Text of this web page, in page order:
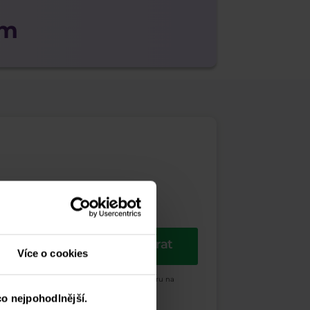
Více o cookies
nejpohodlnější.
Odebírat
a propagačních účelů. Dále potvrzuji, beru na